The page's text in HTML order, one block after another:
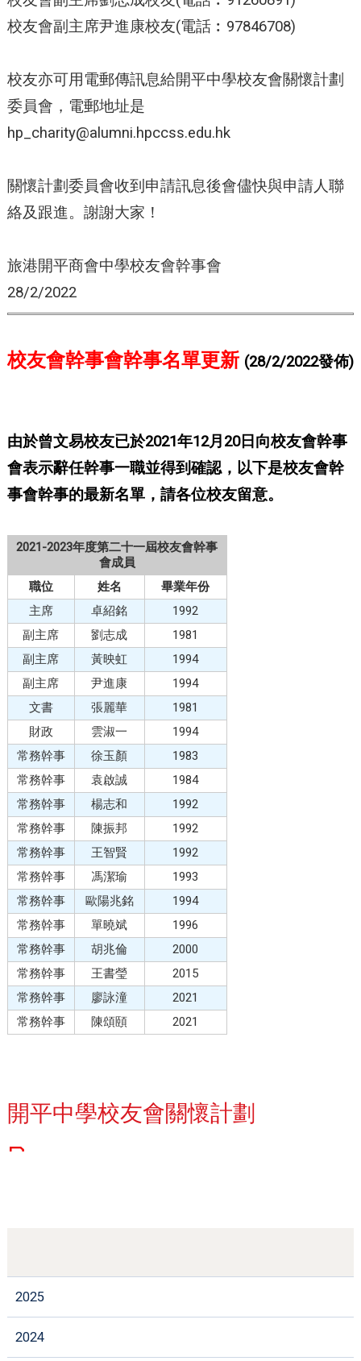
校友會副主席尹進康校友(電話︰97846708)
校友亦可用電郵傳訊息給開平中學校友會關懷計劃
委員會，電郵地址是
hp_charity@alumni.hpccss.edu.hk
關懷計劃委員會收到申請訊息後會儘快與申請人聯
絡及跟進。謝謝大家！
旅港開平商會中學校友會幹事會
28/2/2022
校友會幹事會幹事名單更新 (28/2/2022發佈)
由於曾文易校友已於2021年12月20日向校友會幹事
會表示辭任幹事一職並得到確認，以下是校友會幹
事會幹事的最新名單，請各位校友留意。
2021-2023年度第二十一屆校友會幹事
會成員
職位
姓名
畢業年份
主席
卓紹銘
1992
副主席
劉志成
1981
副主席
黃映虹
1994
副主席
尹進康
1994
文書
張麗華
1981
財政
雲淑一
1994
常務幹事
徐玉顏
1983
常務幹事
袁啟誠
1984
常務幹事
楊志和
1992
常務幹事
陳振邦
1992
常務幹事
王智賢
1992
常務幹事
馮潔瑜
1993
常務幹事
歐陽兆銘
1994
常務幹事
單曉斌
1996
常務幹事
胡兆倫
2000
常務幹事
王書瑩
2015
常務幹事
廖詠潼
2021
常務幹事
陳頌頤 2021
開平中學校友會關懷計劃
2025
2024